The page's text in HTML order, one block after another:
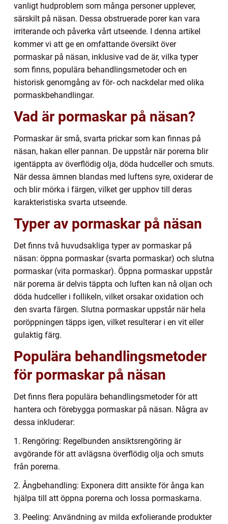
vanligt hudproblem som många personer upplever,
särskilt på näsan. Dessa obstruerade porer kan vara
irriterande och påverka vårt utseende. I denna artikel
kommer vi att ge en omfattande översikt över
pormaskar på näsan, inklusive vad de är, vilka typer
som finns, populära behandlingsmetoder och en
historisk genomgång av för- och nackdelar med olika
pormaskbehandlingar.
Vad är pormaskar på näsan?
Pormaskar är små, svarta prickar som kan finnas på
näsan, hakan eller pannan. De uppstår när porerna blir
igentäppta av överflödig olja, döda hudceller och smuts.
När dessa ämnen blandas med luftens syre, oxiderar de
och blir mörka i färgen, vilket ger upphov till deras
karakteristiska svarta utseende.
Typer av pormaskar på näsan
Det finns två huvudsakliga typer av pormaskar på
näsan: öppna pormaskar (svarta pormaskar) och slutna
pormaskar (vita pormaskar). Öppna pormaskar uppstår
när porerna är delvis täppta och luften kan nå oljan och
döda hudceller i follikeln, vilket orsakar oxidation och
den svarta färgen. Slutna pormaskar uppstår när hela
poröppningen täpps igen, vilket resulterar i en vit eller
gulaktig färg.
Populära behandlingsmetoder
för pormaskar på näsan
Det finns flera populära behandlingsmetoder för att
hantera och förebygga pormaskar på näsan. Några av
dessa inkluderar:
1. Rengöring: Regelbunden ansiktsrengöring är
avgörande för att avlägsna överflödig olja och smuts
från porerna.
2. Ångbehandling: Exponera ditt ansikte för ånga kan
hjälpa till att öppna porerna och lossa pormaskarna.
3. Peeling: Användning av milda exfolierande produkter